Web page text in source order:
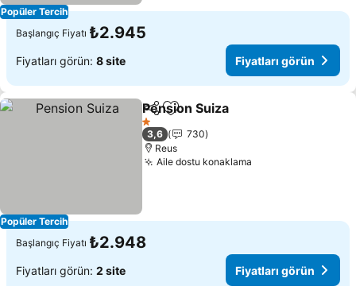
Popüler Tercih
Başlangıç Fiyatı ₺2.945
Fiyatları görün: 8 site Fiyatları görün
Popüler Tercih
PaylaşFavorilerime ekle
Pension Suiza
1 Yıldız
3,6
730
Reus
Aile dostu konaklama
Başlangıç Fiyatı ₺2.948
Fiyatları görün: 2 site Fiyatları görün